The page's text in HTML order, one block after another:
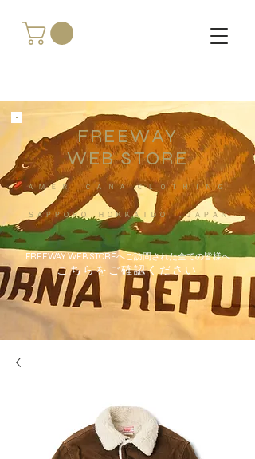
FREEWAY
WEB STORE
​ＡＭＥＲＩＣＡＮＡ ＣＬＯＴＨＩＮＧ
ＳＡＰＰＯＲＯ ＨＯＫＫＡＩＤＯ ，ＪＡＰＡＮ
FREEWAY WEB STOREへご訪問された全ての皆様へ
こちらをご確認ください